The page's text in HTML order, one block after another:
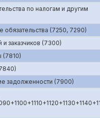
по налогам и другим
(7250, 7290)
заказчиков (7300)
(7810)
задолженности (7900)